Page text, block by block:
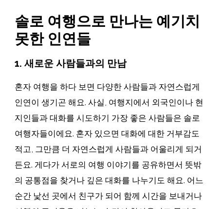
솔로 여행으로 만나는 예기치
못한 인연들
1. 새로운 사람들과의 만남
혼자 여행을 하다 보면 다양한 사람들과 자연스럽게
인연이 생기곤 해요. 사실, 여행지에서 외국인이나 현
지인들과 대화를 시도하기 가장 좋은 사람들은 솔로
여행자들이에요. 혼자 있으면 대화에 대한 거부감도
적고, 그만큼 더 자연스럽게 사람들과 어울리게 되거
든요. 게다가 서로의 여행 이야기를 공유하면서 뜻밖
의 공통점을 찾거나 깊은 대화를 나누기도 해요. 어느
순간 낯선 곳에서 친구가 되어 함께 시간을 보내거나